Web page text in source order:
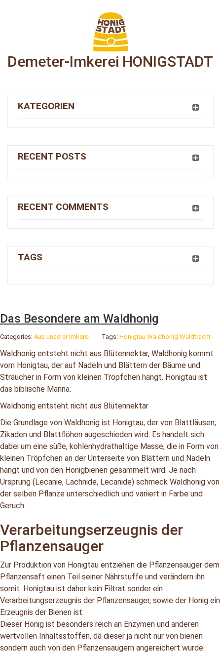
Demeter-Imkerei HONIGSTADT
KATEGORIEN
RECENT POSTS
RECENT COMMENTS
TAGS
Das Besondere am Waldhonig
Categories: Aus unserer Imkerei Tags: Honigtau Waldhonig Waldtracht
Waldhonig entsteht nicht aus Blütennektar, Waldhonig kommt
vom Honigtau, der auf Nadeln und Blättern der Bäume und
Sträucher in Form von kleinen Tröpfchen hängt. Honigtau ist
das biblische Manna.
Waldhonig entsteht nicht aus Blütennektar
Die Grundlage von Waldhonig ist Honigtau, der von Blattläusen,
Zikaden und Blattflöhen augeschieden wird. Es handelt sich
dabei um eine süße, kohlenhydrathaltige Masse, die in Form von
kleinen Tröpfchen an der Unterseite von Blättern und Nadeln
hängt und von den Honigbienen gesammelt wird. Je nach
Ursprung (Lecanie, Lachnide, Lecanide) schmeck Waldhonig von
der selben Pflanze unterschiedlich und variiert in Farbe und
Geruch.
Verarbeitungserzeugnis der
Pflanzensauger
Zur Produktion von Honigtau entziehen die Pflanzensauger dem
Pflanzensaft einen Teil seiner Nährstuffe und verändern ihn
somit. Honigtau ist daher kein Filtrat sonder ein
Verarbeitungserzeugnis der Pflanzensauger, sowie der Honig ein
Erzeugnis der Bienen ist.
Dieser Honig ist besonders reich an Enzymen und anderen
wertvollen Inhaltsstoffen, da dieser ja nicht nur von bienen
sondern auch von den Pflanzensaugern angereichert wurde.